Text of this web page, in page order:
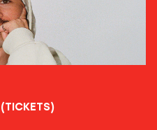
(TICKETS)